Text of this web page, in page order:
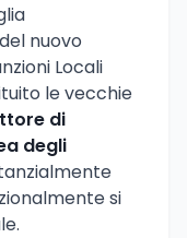
nuovo
Locali
le vecchie
di
degli
si